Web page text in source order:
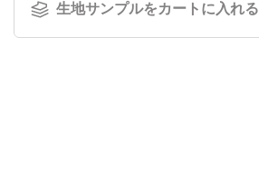
生地サンプルをカートに入れる